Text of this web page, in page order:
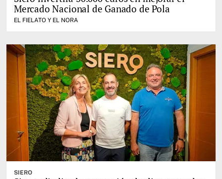
Mercado Nacional de Ganado de Pola
EL FIELATO Y EL NORA
SIERO